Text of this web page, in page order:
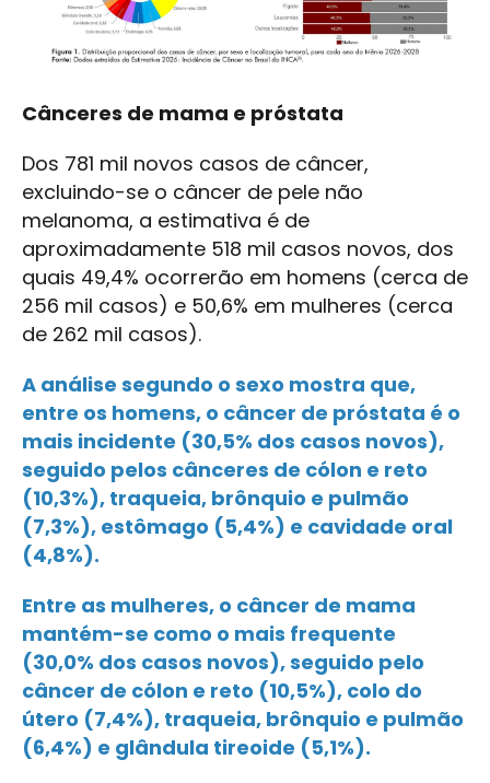
Cânceres de mama e próstata
Dos 781 mil novos casos de câncer,
excluindo-se o câncer de pele não
melanoma, a estimativa é de
aproximadamente 518 mil casos novos, dos
quais 49,4% ocorrerão em homens (cerca de
256 mil casos) e 50,6% em mulheres (cerca
de 262 mil casos).
A análise segundo o sexo mostra que,
entre os homens, o câncer de próstata é o
mais incidente (30,5% dos casos novos),
seguido pelos cânceres de cólon e reto
(10,3%), traqueia, brônquio e pulmão
(7,3%), estômago (5,4%) e cavidade oral
(4,8%).
Entre as mulheres, o câncer de mama
mantém-se como o mais frequente
(30,0% dos casos novos), seguido pelo
câncer de cólon e reto (10,5%), colo do
útero (7,4%), traqueia, brônquio e pulmão
(6,4%) e glândula tireoide (5,1%).